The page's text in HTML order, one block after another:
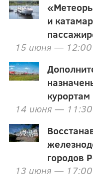
и
15 июня — 12:00
14 июня — 11:30
городов
13 июня — 17:00